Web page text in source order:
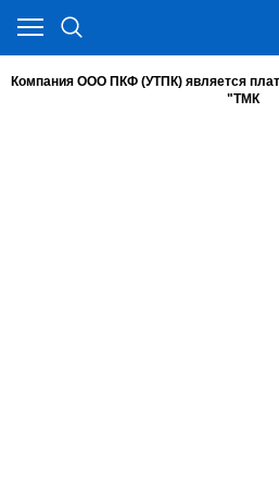
Компания ООО ПКФ (УТПК) является
"ТМК